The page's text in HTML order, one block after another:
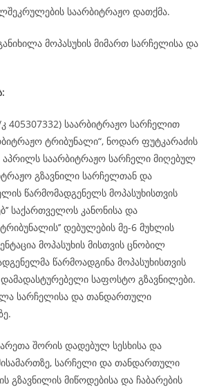
საარბიტრაჟო დათქმა.
მოპასუხის მიმართ სარჩელისა და
405307332) საარბიტრაჟო სარჩელით
ტრიბუნალი“, ნოდარ ფუტკარაძის
აპრილს საარბიტრაჟო სარჩელი მიღებულ
გზავნილი სარჩელთან და
წარმომადგენელს მოპასუხისთვის
საქართველოს კანონისა და
დებულების მე-6 მუხლის
მოპასუხის მისთვის ცნობილ
წარმოადგინა მოპასუხისთვის
საფოსტო გზავნილები.
სარჩელისა და თანდართული
შორის დადებულ სესხისა და
სარჩელი და თანდართული
გზავნილის მიწოდებისა და ჩაბარების